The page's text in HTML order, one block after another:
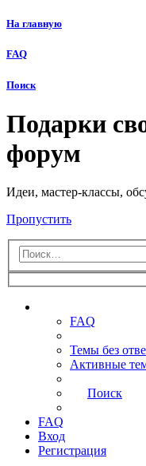
На главную
FAQ
Поиск
Подарки
форум
Идеи, мастер-классы,
Пропустить
FAQ
Темы без
Активные
Поиск
FAQ
Вход
Регистрация